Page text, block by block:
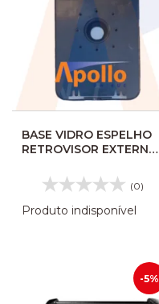
BASE VIDRO ESPELHO
RETROVISOR EXTERNO
GVI 40163M
(0)
Produto indisponível
-5%